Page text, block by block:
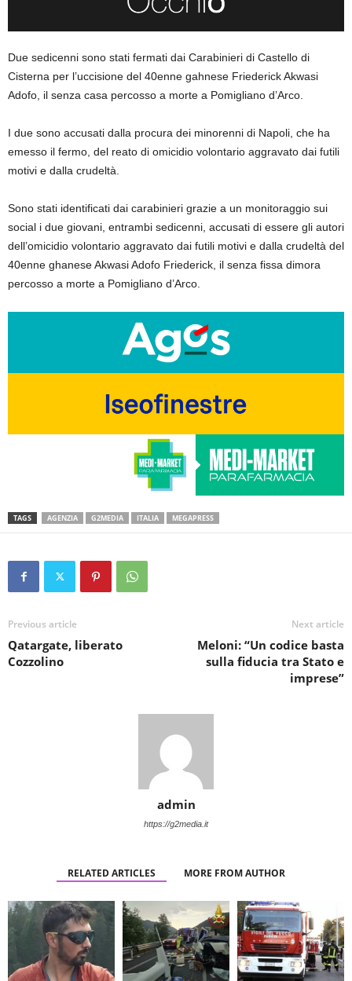
Due sedicenni sono stati fermati dai Carabinieri di Castello di
Cisterna per l’uccisione del 40enne gahnese Friederick Akwasi
Adofo, il senza casa percosso a morte a Pomigliano d’Arco.
I due sono accusati dalla procura dei minorenni di Napoli, che ha
emesso il fermo, del reato di omicidio volontario aggravato dai futili
motivi e dalla crudeltà.
Sono stati identificati dai carabinieri grazie a un monitoraggio sui
social i due giovani, entrambi sedicenni, accusati di essere gli autori
dell’omicidio volontario aggravato dai futili motivi e dalla crudeltà del
40enne ghanese Akwasi Adofo Friederick, il senza fissa dimora
percosso a morte a Pomigliano d’Arco.
TAGS AGENZIA G2MEDIA ITALIA MEGAPRESS
Previous article
Qatargate, liberato
Cozzolino
Next article
Meloni: “Un codice basta
sulla fiducia tra Stato e
imprese”
admin
https://g2media.it
RELATED ARTICLES MORE FROM AUTHOR